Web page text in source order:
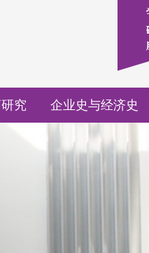
究 企业史与经济史